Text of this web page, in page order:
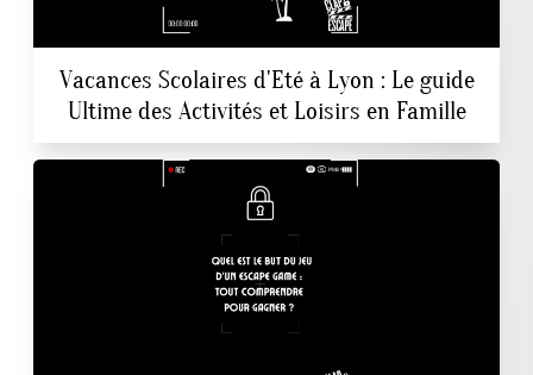
Vacances Scolaires d'Eté à Lyon : Le guide
Ultime des Activités et Loisirs en Famille